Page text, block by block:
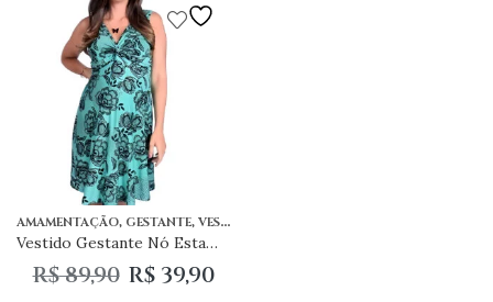
AMAMENTAÇÃO, GESTANTE, VESTIDO CURTO
Vestido Gestante Nó Estampado
R$89,90 R$39,90